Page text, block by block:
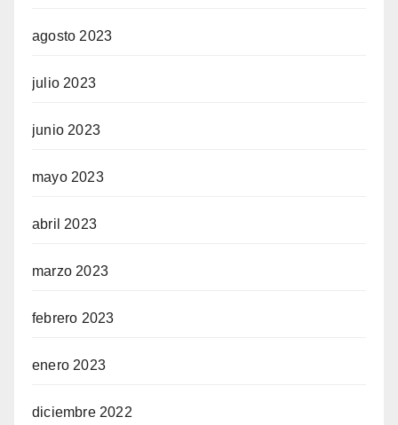
agosto 2023
julio 2023
junio 2023
mayo 2023
abril 2023
marzo 2023
febrero 2023
enero 2023
diciembre 2022